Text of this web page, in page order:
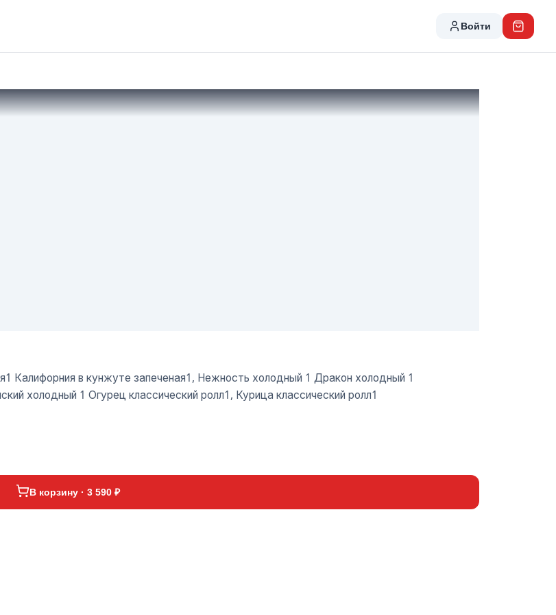
Войти
Калифорния в кунжуте запеченая1, Нежность холодный 1 Дракон холодный 1
холодный 1 Огурец классический ролл1, Курица классический ролл1
В корзину · 3 590 ₽